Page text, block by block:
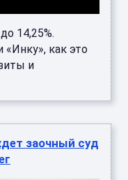
14,25%.
«Инку», как это
и
заочный суд